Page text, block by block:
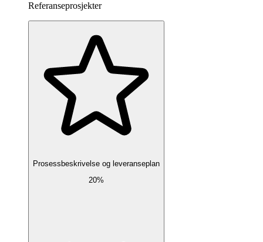
Referanseprosjekter
Prosessbeskrivelse og leveranseplan
20%